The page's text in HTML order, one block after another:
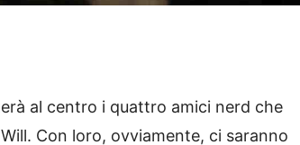
al centro i quattro amici nerd che
Con loro, ovviamente, ci saranno